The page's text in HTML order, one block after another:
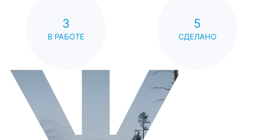
3
В РАБОТЕ
5
СДЕЛАНО